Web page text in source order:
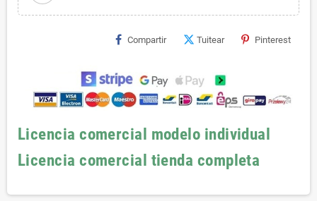
Compartir Tuitear Pinterest
Licencia comercial modelo individual
Licencia comercial tienda completa